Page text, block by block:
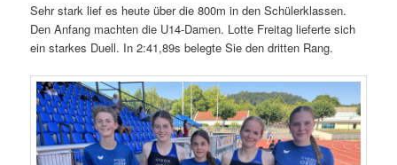
Sehr stark lief es heute über die 800m in den Schülerklassen.
Den Anfang machten die U14-Damen. Lotte Freitag lieferte sich
ein starkes Duell. In 2:41,89s belegte Sie den dritten Rang.